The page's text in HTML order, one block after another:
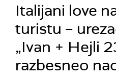
Italijani love
turistu –
„Ivan + Hejli
razbesneo